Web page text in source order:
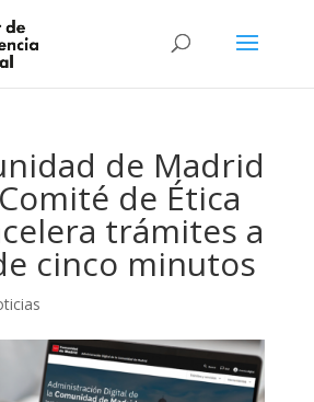
de Madrid
de Ética
trámites a
cinco minutos